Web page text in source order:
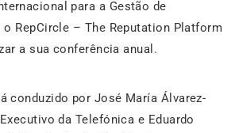
para a Gestão de
RepCircle – The Reputation Platform
a sua conferência anual.
conduzido por José María Álvarez-
da Telefónica e Eduardo